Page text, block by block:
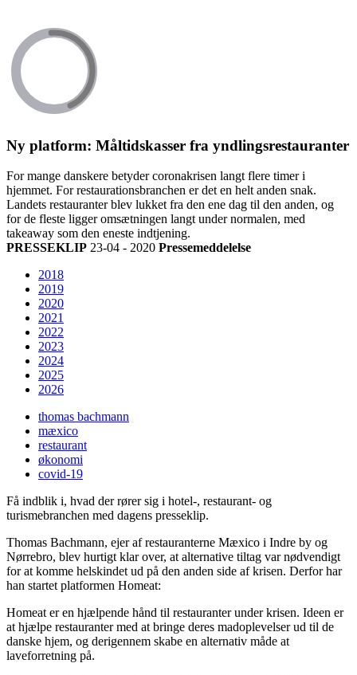
Ny platform: Måltidskasser fra yndlingsrestauranter
For mange danskere betyder coronakrisen langt flere timer i
hjemmet. For restaurationsbranchen er det en helt anden snak.
Landets restauranter blev lukket fra den ene dag til den anden, og
for de fleste ligger omsætningen langt under normalen, med
takeaway som den eneste indtjening.
PRESSEKLIP 23-04 - 2020 Pressemeddelelse
2018
2019
2020
2021
2022
2023
2024
2025
2026
thomas bachmann
mæxico
restaurant
økonomi
covid-19
Få indblik i, hvad der rører sig i hotel-, restaurant- og
turismebranchen med dagens presseklip.
Thomas Bachmann, ejer af restauranterne Mæxico i Indre by og
Nørrebro, blev hurtigt klar over, at alternative tiltag var nødvendigt
for at komme helskindet ud på den anden side af krisen. Derfor har
han startet platformen Homeat:
Homeat er en hjælpende hånd til restauranter under krisen. Ideen er
at hjælpe restauranter med at bringe deres madoplevelser ud til de
danske hjem, og derigennem skabe en alternativ måde at
laveforretning på.